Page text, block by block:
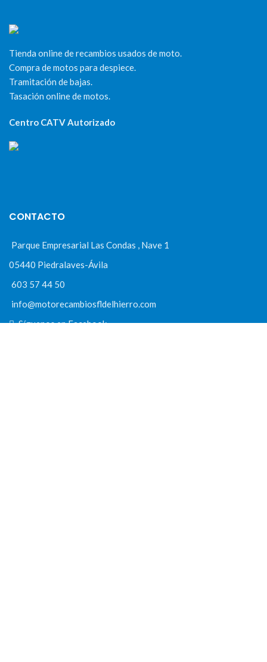
Tienda online de recambios usados de moto.
Compra de motos para despiece.
Tramitación de bajas.
Tasación online de motos.
Centro CATV Autorizado
CONTACTO
Parque Empresarial Las Condas , Nave 1
05440 Piedralaves-Ávila
603 57 44 50
info@motorecambiosfldelhierro.com
Síguenos en Facebook